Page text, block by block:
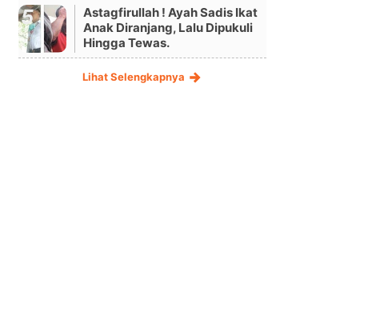
Astagfirullah ! Ayah Sadis Ikat
Anak Diranjang, Lalu Dipukuli
Hingga Tewas.
Lihat Selengkapnya